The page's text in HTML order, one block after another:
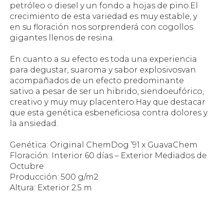
petróleo o diesel y un fondo a hojas de pino.El
crecimiento de esta variedad es muy estable, y
en su floración nos sorprenderá con cogollos
gigantes llenos de resina.
En cuanto a su efecto es toda una experiencia
para degustar, suaroma y sabor explosivosvan
acompañados de un efecto predominante
sativo a pesar de ser un hibrido, siendoeufórico,
creativo y muy muy placentero.Hay que destacar
que esta genética esbeneficiosa contra dolores y
la ansiedad.
Genética: Original ChemDog ’91 x GuavaChem
Floración: Interior 60 días – Exterior Mediados de
Octubre
Producción: 500 g/m2
Altura: Exterior 2.5 m